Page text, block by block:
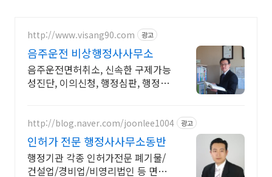
http://www.visang90.com 광고
음주운전 비상행정사사무소
음주운전면허취소, 신속한 구제가능
성진단, 이의신청, 행정심판, 행정사
http://blog.naver.com/joonlee1004 광고
인허가 전문 행정사사무소동반
행정기관 각종 인허가전문 폐기물/
건설업/경비업/비영리법인 등 면허